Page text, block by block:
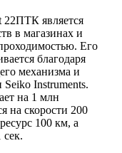
22ПТК является
в магазинах и
Его
благодаря
механизма и
Seiko Instruments.
на 1 млн
на скорости 200
100 км, а
сек.